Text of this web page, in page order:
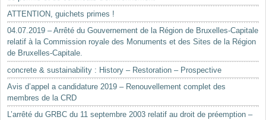
ATTENTION, guichets primes !
04.07.2019 – Arrêté du Gouvernement de la Région de Bruxelles-Capitale
relatif à la Commission royale des Monuments et des Sites de la Région
de Bruxelles-Capitale.
concrete & sustainability : History – Restoration – Prospective
Avis d’appel a candidature 2019 – Renouvellement complet des
membres de la CRD
L’arrêté du GRBC du 11 septembre 2003 relatif au droit de préemption –